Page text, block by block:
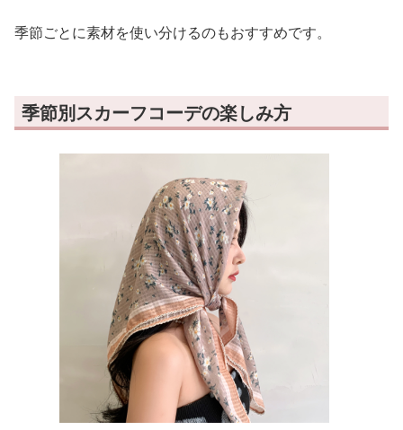
季節ごとに素材を使い分けるのもおすすめです。
季節別スカーフコーデの楽しみ方